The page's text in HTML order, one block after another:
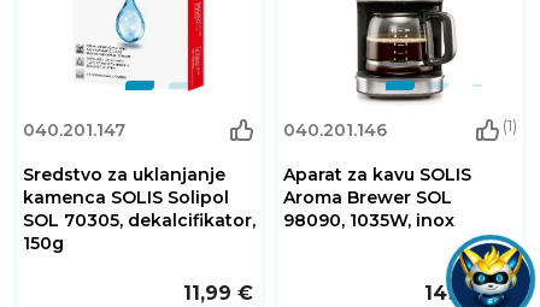
040.201.147
Sredstvo za uklanjanje
kamenca SOLIS Solipol
SOL 70305, dekalcifikator,
150g
11,99 €
040.201.146 (1)
Aparat za kavu SOLIS
Aroma Brewer SOL
98090, 1035W, inox
149,99 €